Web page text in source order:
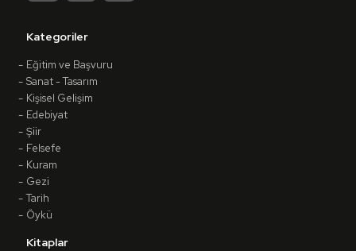
Kategoriler
Eğitim ve Başvuru
Sanat - Tasarım
Kişisel Gelişim
Edebiyat
Şiir
Felsefe
Kuram
Gezi
Tarih
Öykü
Kitaplar